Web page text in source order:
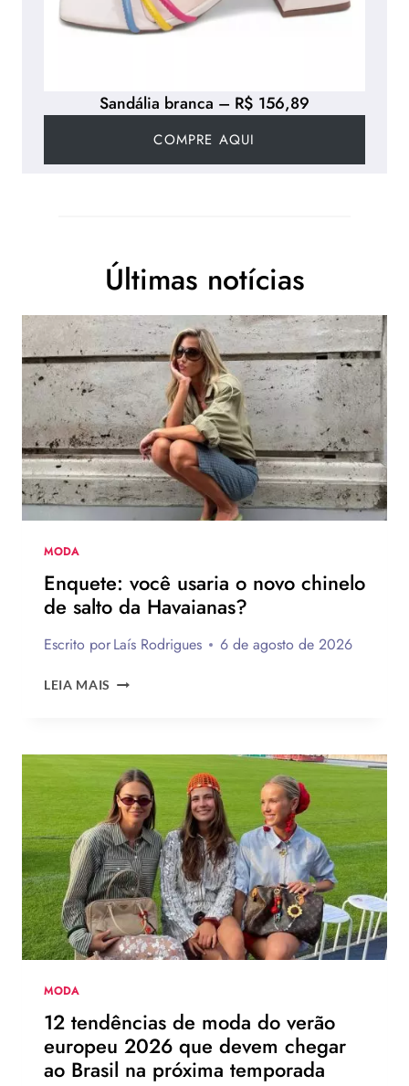
Sandália branca – R$ 156,89
COMPRE AQUI
Últimas notícias
MODA
Enquete: você usaria o novo chinelo
de salto da Havaianas?
Escrito porLaís Rodrigues 6 de agosto de 2026
LEIA MAIS ENQUETE:
NOVO
CHINELO
DE
SALTO
DA
HAVAIANAS?
MODA
12 tendências de moda do verão
europeu 2026 que devem chegar
ao Brasil na próxima temporada